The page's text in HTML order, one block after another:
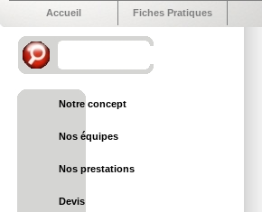
Accueil Fiches Pratiques
Notre concept
Nos équipes
Nos prestations
Devis